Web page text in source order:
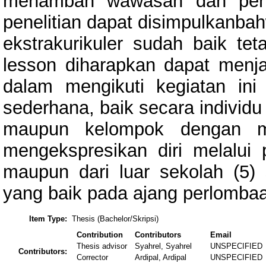
penelitian dapat
ekstrakurikuler sudah baik
lesson diharapkan dapat
dalam mengikuti kegiatan
sederhana, baik secara individu
maupun kelompok dengan
mengekspresikan diri
maupun dari luar sekolah (5)
yang baik pada ajang
Item Type: Thesis (Bachelor/Skripsi)
Contributors:
Contribution Contributors
Email
Thesis advisor
Syahrel, Syahrel
UNSPECIFIED
Corrector
Ardipal, Ardipal
UNSPECIFIED